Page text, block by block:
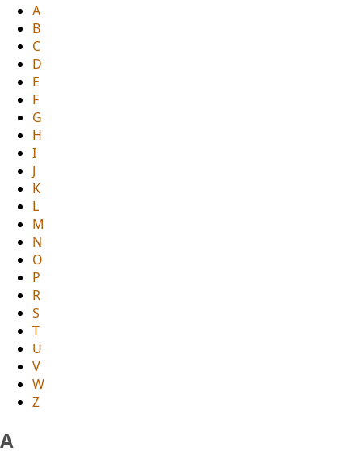
A
B
C
D
E
F
G
H
I
J
K
L
M
N
O
P
R
S
T
U
V
W
Z
A